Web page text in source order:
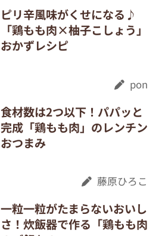
ピリ辛風味がくせになる♪
「鶏もも肉×柚子こしょう」
おかずレシピ
pon
食材数は2つ以下！パパッと
完成「鶏もも肉」のレンチン
おつまみ
藤原ひろこ
一粒一粒がたまらないおいし
さ！炊飯器で作る「鶏もも肉